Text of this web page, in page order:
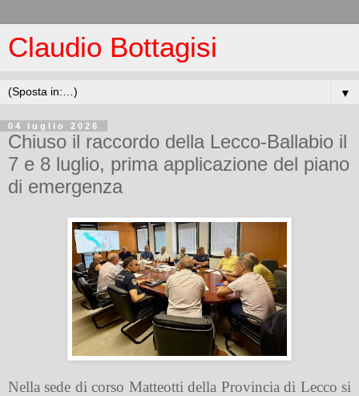
Claudio Bottagisi
▼
04 luglio 2026
Chiuso il raccordo della Lecco-Ballabio il
7 e 8 luglio, prima applicazione del piano
di emergenza
Nella sede di corso Matteotti della Provincia di Lecco si